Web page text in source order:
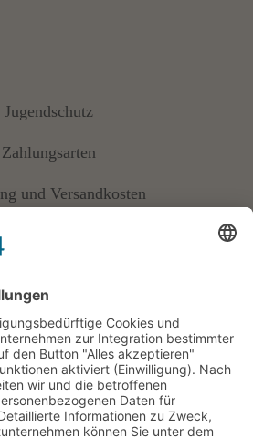
Jugendschutz
Zahlungsarten
und Versandkosten
widerrufen
AGB
Einstellungen
Datenschutz